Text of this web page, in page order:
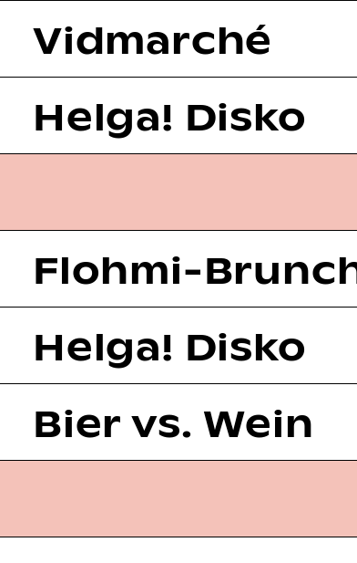
Vidmarché
Helga! Disko
Flohmi-
Helga! Disko
Bier vs. Wein